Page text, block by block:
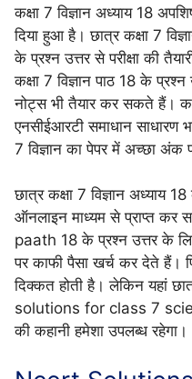
कक्षा 7 विज्ञान अध्याय 18
दिया हुआ है। छात्र कक्षा 7
के प्रश्न उत्तर से परीक्षा की
कक्षा 7 विज्ञान पाठ 18 के
नोट्स भी तैयार कर सकते हैं।
एनसीईआरटी समाधान साधारण
7 विज्ञान का पेपर में अच्छा अंक
छात्र कक्षा 7 विज्ञान अध्याय
ऑनलाइन माध्यम से प्राप्त
paath 18 के प्रश्न उत्तर के
पर काफी पैसा खर्च कर देते हैं।
दिक्कत होती है। लेकिन यहां
solutions for class 7
की कहानी हमेशा उपलब्ध रहेगा।